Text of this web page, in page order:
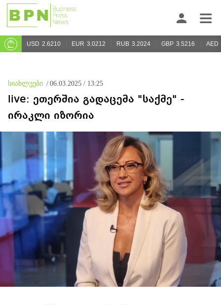
USD 2.6210 EUR 3.0212 RUB 3.2024 GBP 3.5216 AED
სიახლეები / 06.03.2025 / 13:25
live: ეთერშია გადაცემა "საქმე" -
ირაკლი იზორია